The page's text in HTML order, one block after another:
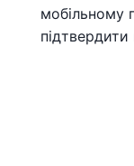
мобільному